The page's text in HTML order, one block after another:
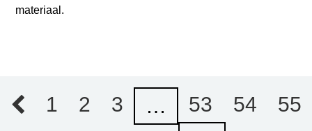
materiaal.
1 2 3 … 53 54
55